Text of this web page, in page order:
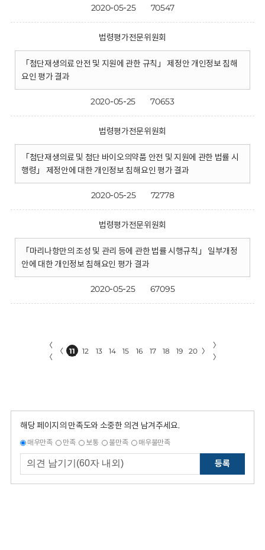
2020-05-25 70547
법령평가전문위원회
「첨단재생의료 안전 및 지원에 관한 규칙」 제정안 개인정보 침해
요인 평가 결과
2020-05-25 70653
법령평가전문위원회
「첨단재생의료 및 첨단 바이오의약품 안전 및 지원에 관한 법률 시
행령」 제정안에 대한 개인정보 침해요인 평가 결과
2020-05-25 72778
법령평가전문위원회
「마리나항만의 조성 및 관리 등에 관한 법률 시행규칙」 일부개정
안에 대한 개인정보 침해요인 평가 결과
2020-05-25 67095
〈
〈
〈 11 12 13 14 15 16 17 18 19 20 〉
〉
〉
해당 페이지의 만족도와 소중한 의견 남겨주세요.
매우만족 만족 보통 불만족 매우불만족
등록